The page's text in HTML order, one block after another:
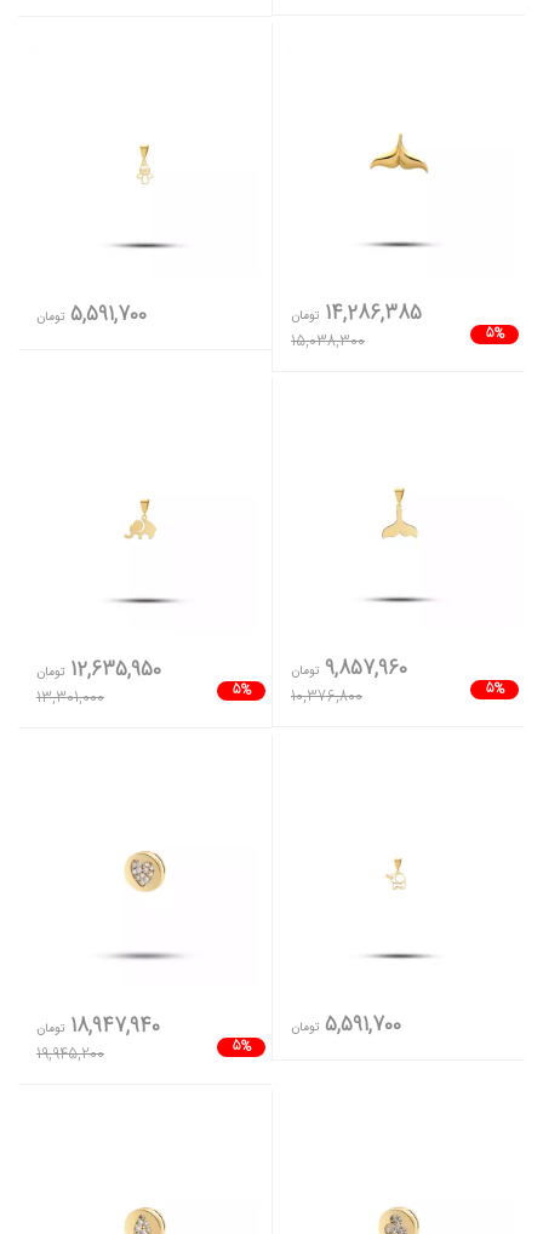
5%
14,286,385 تومان
15,038,300
5,591,700 تومان
5%
9,857,960 تومان
10,376,800
5%
12,635,950 تومان
13,301,000
5,591,700 تومان
5%
18,947,940 تومان
19,945,200